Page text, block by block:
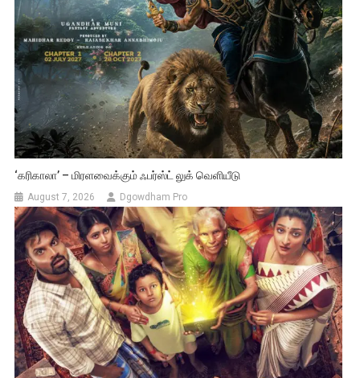
‘கரிகாலா’ – மிரளவைக்கும் ஃபர்ஸ்ட் லுக் வெளியீடு
August 7, 2026 Dgowdham Pro